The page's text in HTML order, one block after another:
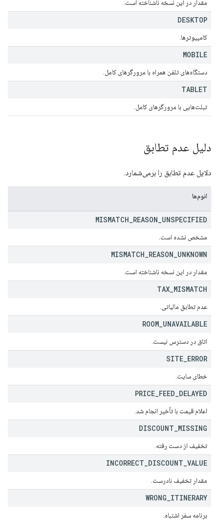
مقدار در این نسخه ناشناخته است.
DESKTOP
کامپیوترها.
MOBILE
دستگاه‌های تلفن همراه با مرورگرهای کامل.
TABLET
تبلت‌هایی با مرورگرهای کامل.
دلیل عدم تطابق
دلایل عدم تطابق را برمی‌شمارد.
انوم‌ها
MISMATCH REASON UNSPECIFIED
مشخص نشده است.
MISMATCH REASON UNKNOWN
مقدار در این نسخه ناشناخته است.
TAX MISMATCH
عدم تطابق مالیاتی.
ROOM UNAVAILABLE
اتاق در دسترس نیست.
SITE ERROR
خطای سایت.
PRICE FEED DELAYED
اعلام قیمت با تأخیر انجام شد.
DISCOUNT MISSING
تخفیف از دست رفته.
INCORRECT DISCOUNT VALUE
مقدار تخفیف نادرست.
WRONG ITINERARY
برنامه سفر اشتباه.